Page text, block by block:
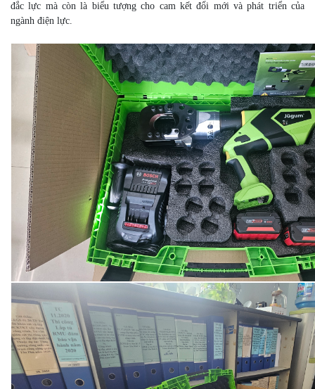
đắc lực mà còn là biểu tượng cho cam kết đổi mới và phát triển của
ngành điện lực.